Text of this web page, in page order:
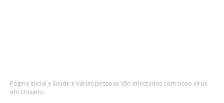
Página inicial Saúde
Várias pessoas são infectadas com novo vírus
em cruzeiro